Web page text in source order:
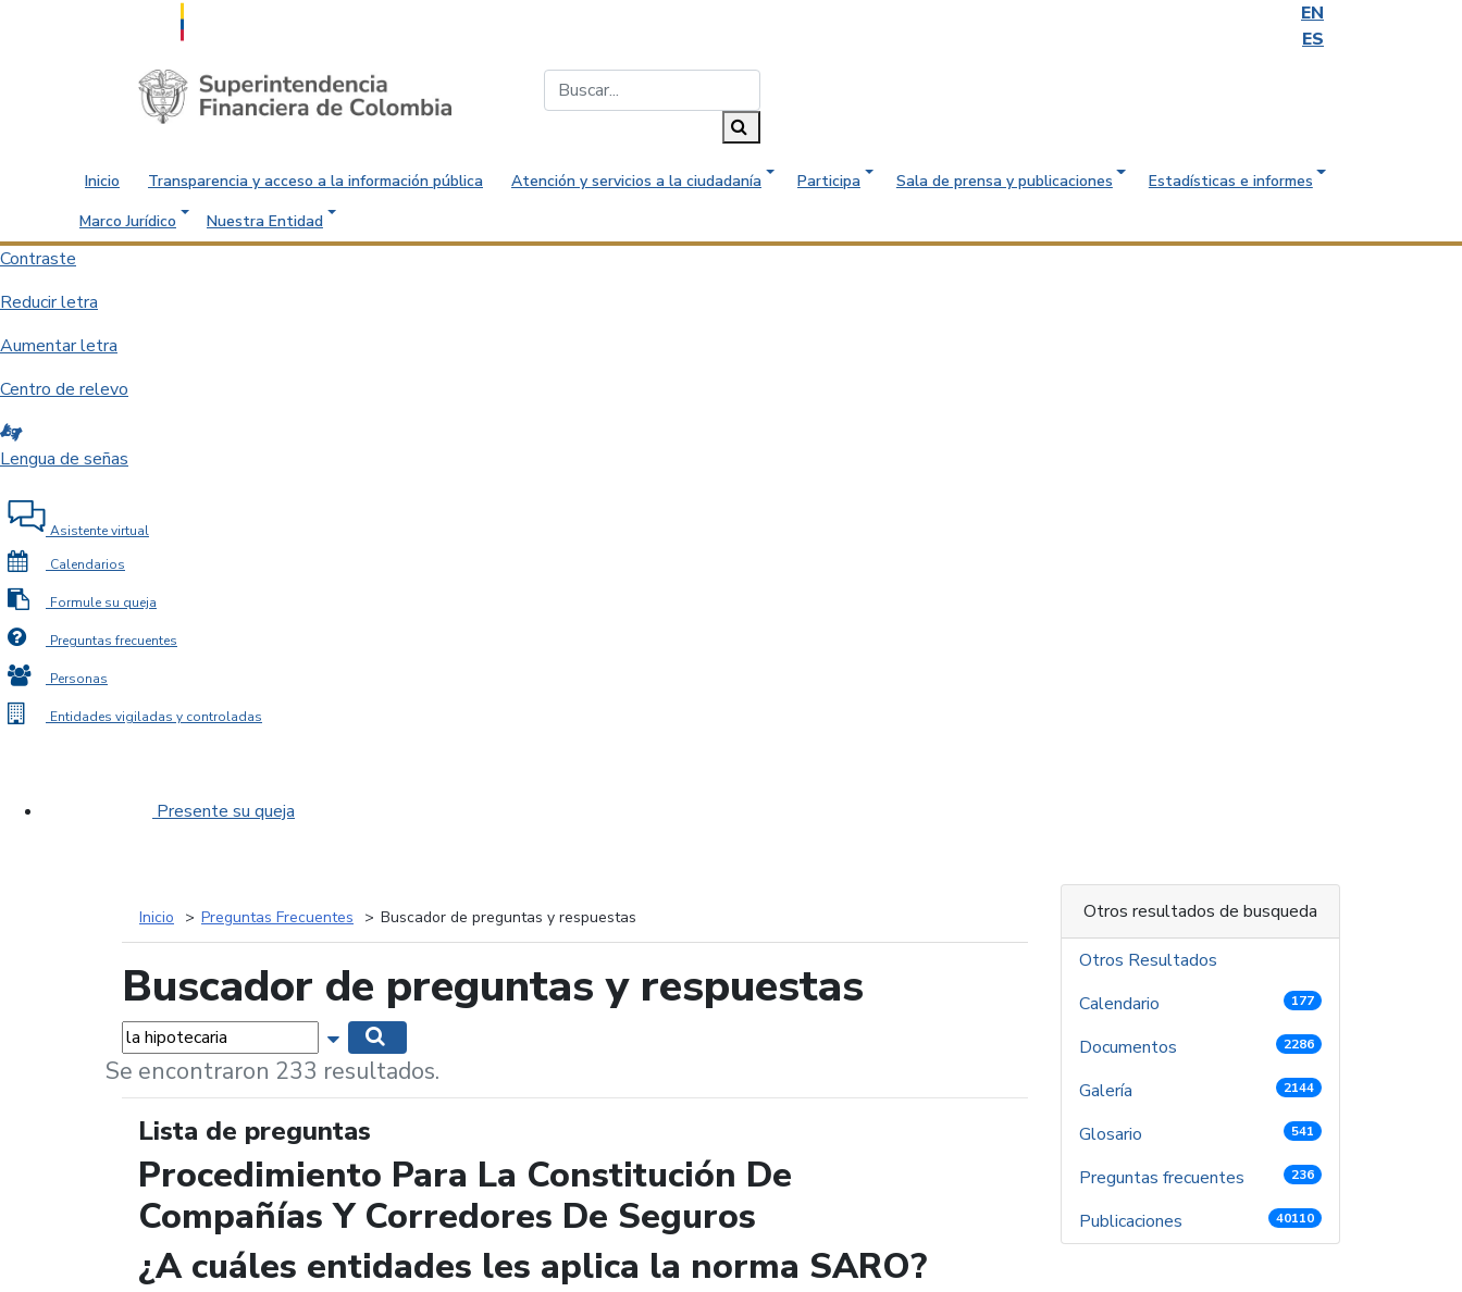
EN
ES
Saltar al contenido principal
Inicio Transparencia y acceso a la información pública Atención y servicios a la ciudadanía Participa Sala de prensa y publicaciones
Estadísticas e informes
Marco Jurídico
Nuestra Entidad
Contraste
Reducir letra
Aumentar letra
Centro de relevo
Lengua de señas
Asistente virtual
Calendarios
Formule su queja
Preguntas frecuentes
Personas
Entidades vigiladas y controladas
Presente su queja
Inicio Preguntas Frecuentes Buscador de preguntas y respuestas
Buscador de preguntas y respuestas
Palabras... Mostrar opciones de búsqueda
Se encontraron 233 resultados.
Lista de preguntas
Procedimiento Para La Constitución De
Compañías Y Corredores De Seguros
¿A cuáles entidades les aplica la norma SARO?
Otros resultados de busqueda
Otros Resultados
Calendario
177
Documentos 2286
Galería 2144
Glosario 541
Preguntas frecuentes 236
Publicaciones 40110